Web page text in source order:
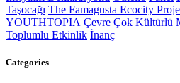
Taşocağı The Famagusta Ecocity
YOUTHTOPIA Çevre Çok Kültürlü
Toplumlu Etkinlik İnanç
Categories